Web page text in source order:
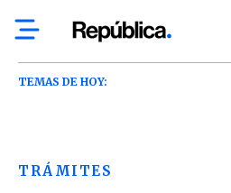
TEMAS DE HOY:
TRÁMITES